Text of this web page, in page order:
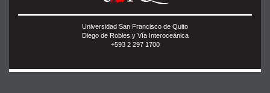
Universidad San Francisco de Quito
Diego de Robles y Vía Interoceánica
+593 2 297 1700